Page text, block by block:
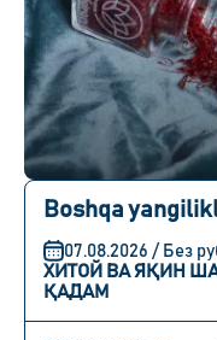
Boshqa
07.08.2026 / Без
ХИТОЙ ВА ЯҚИН
ҚАДАМ